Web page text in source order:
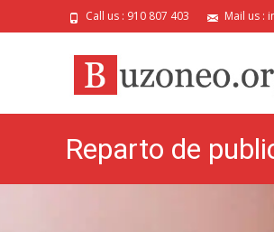
Call us : 910 807 403 Mail us :
Reparto de